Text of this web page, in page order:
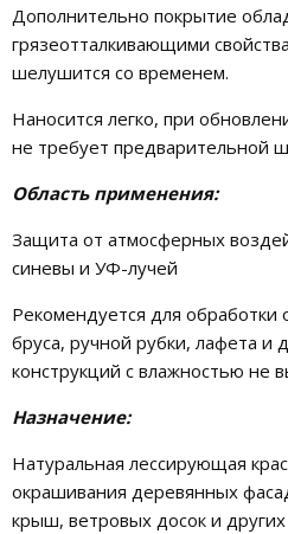
Дополнительно покрытие
грязеотталкивающими
шелушится со временем.
Наносится легко, при
не требует предварительной
Область применения:
Защита от атмосферных
синевы и УФ-лучей
Рекомендуется для
бруса, ручной рубки, лафета и
конструкций с влажностью не
Назначение:
Натуральная лессирующая
окрашивания деревянных
крыш, ветровых досок и